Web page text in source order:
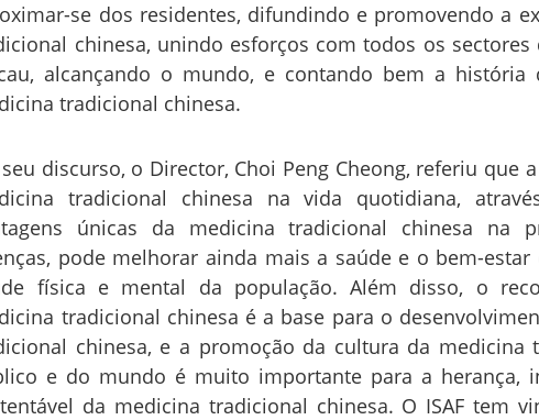
se dos residentes, difundindo e promovendo a
chinesa, unindo esforços com todos os sectores
alcançando o mundo, e contando bem a
tradicional chinesa.
discurso, o Director, Choi Peng Cheong, referiu que
tradicional chinesa na vida quotidiana,
únicas da medicina tradicional chinesa na
pode melhorar ainda mais a saúde e o bem-
física e mental da população. Além disso, o
tradicional chinesa é a base para o
chinesa, e a promoção da cultura da medicina
e do mundo é muito importante para a herança,
da medicina tradicional chinesa. O ISAF tem